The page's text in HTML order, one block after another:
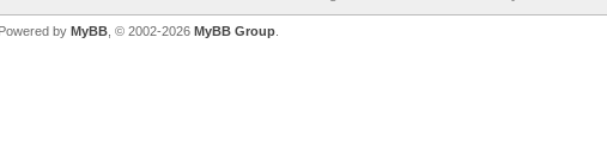
by MyBB, © 2002-2026 MyBB Group.